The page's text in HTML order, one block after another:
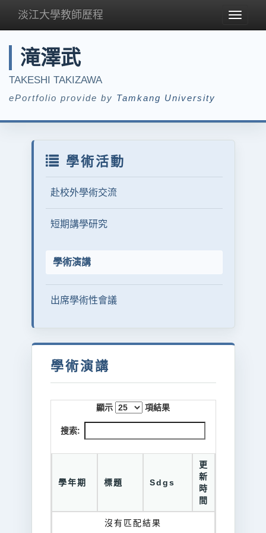
Toggle
淡江大學教師歷程
滝澤武
TAKESHI TAKIZAWA
ePortfolio provide by Tamkang University
學術活動
赴校外學術交流
短期講學研究
學術演講
出席學術性會議
學術演講
顯示 項結果
搜索:
學年期 標題 Sdgs
更
新
時
間
沒有匹配結果